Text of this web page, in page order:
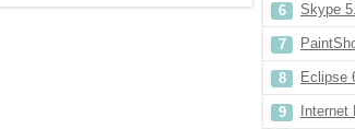
Skype
Eclipse